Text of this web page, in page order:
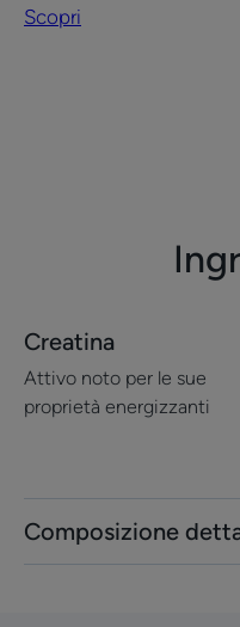
cronica
Scopri
Composizione
Creatina
Attivo noto per le sue
proprietà energizzanti